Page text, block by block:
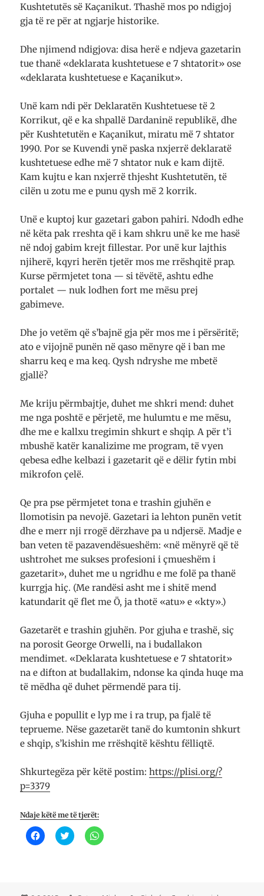
Kushtetutës së Kaçanikut. Thashë mos po ndigjoj
gja të re për at ngjarje historike.
Dhe njimend ndigjova: disa herë e ndjeva gazetarin
tue thanë «deklarata kushtetuese e 7 shtatorit» ose
«deklarata kushtetuese e Kaçanikut».
Unë kam ndi për Deklaratën Kushtetuese të 2
Korrikut, që e ka shpallë Dardaninë republikë, dhe
për Kushtetutën e Kaçanikut, miratu më 7 shtator
1990. Por se Kuvendi ynë paska nxjerrë deklaratë
kushtetuese edhe më 7 shtator nuk e kam dijtë.
Kam kujtu e kan nxjerrë thjesht Kushtetutën, të
cilën u zotu me e punu qysh më 2 korrik.
Unë e kuptoj kur gazetari gabon pahiri. Ndodh edhe
në këta pak rreshta që i kam shkru unë ke me hasë
në ndoj gabim krejt fillestar. Por unë kur lajthis
njiherë, kqyri herën tjetër mos me rrëshqitë prap.
Kurse përmjetet tona — si tëvëtë, ashtu edhe
portalet — nuk lodhen fort me mësu prej
gabimeve.
Dhe jo vetëm që s’bajnë gja për mos me i përsëritë;
ato e vijojnë punën në qaso mënyre që i ban me
sharru keq e ma keq. Qysh ndryshe me mbetë
gjallë?
Me kriju përmbajtje, duhet me shkri mend: duhet
me nga poshtë e përjetë, me hulumtu e me mësu,
dhe me e kallxu tregimin shkurt e shqip. A për t’i
mbushë katër kanalizime me program, të vyen
qebesa edhe kelbazi i gazetarit që e dëlir fytin mbi
mikrofon çelë.
Qe pra pse përmjetet tona e trashin gjuhën e
llomotisin pa nevojë. Gazetari ia lehton punën vetit
dhe e merr nji rrogë dërzhave pa u ndjersë. Madje e
ban veten të pazavendësueshëm: «në mënyrë që të
ushtrohet me sukses profesioni i çmueshëm i
gazetarit», duhet me u ngridhu e me folë pa thanë
kurrgja hiç. (Me randësi asht me i shitë mend
katundarit që flet me Ö, ja thotë «atu» e «kty».)
Gazetarët e trashin gjuhën. Por gjuha e trashë, siç
na porosit George Orwelli, na i budallakon
mendimet. «Deklarata kushtetuese e 7 shtatorit»
na e difton at budallakim, ndonse ka qinda huqe ma
të mëdha që duhet përmendë para tij.
Gjuha e popullit e lyp me i ra trup, pa fjalë të
teprueme. Nëse gazetarët tanë do kumtonin shkurt
e shqip, s’kishin me rrëshqitë kështu fëlliqtë.
Shkurtegëza për këtë postim:https://plisi.org/?
p=3379
Ndaje këtë me të tjerët:
K
l
K
l
K
l